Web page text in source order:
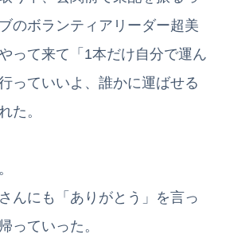
のボランティアリーダー超美
って来て「1本だけ自分で運ん
っていいよ、誰かに運ばせる
た。
んにも「ありがとう」を言っ
っていった。